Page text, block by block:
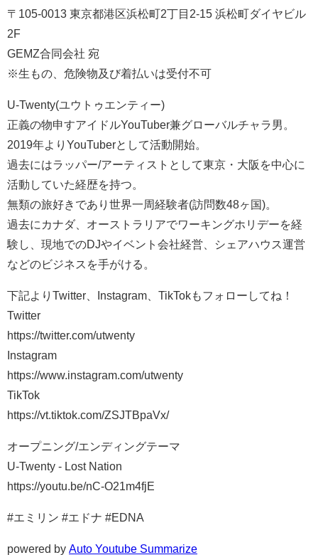
〒105-0013 東京都港区浜松町2丁目2-15 浜松町ダイヤビル
2F
GEMZ合同会社 宛
※生もの、危険物及び着払いは受付不可
U-Twenty(ユウトゥエンティー)
正義の物申すアイドルYouTuber兼グローバルチャラ男。
2019年よりYouTuberとして活動開始。
過去にはラッパー/アーティストとして東京・大阪を中心に
活動していた経歴を持つ。
無類の旅好きであり世界一周経験者(訪問数48ヶ国)。
過去にカナダ、オーストラリアでワーキングホリデーを経
験し、現地でのDJやイベント会社経営、シェアハウス運営
などのビジネスを手がける。
下記よりTwitter、Instagram、TikTokもフォローしてね！
Twitter
https://twitter.com/utwenty
Instagram
https://www.instagram.com/utwenty
TikTok
https://vt.tiktok.com/ZSJTBpaVx/
オープニング/エンディングテーマ
U-Twenty - Lost Nation
https://youtu.be/nC-O21m4fjE
#エミリン #エドナ #EDNA
powered by Auto Youtube Summarize